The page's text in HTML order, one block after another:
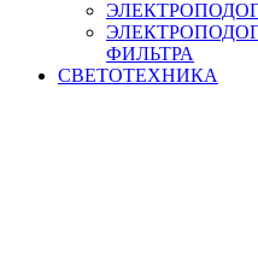
ФИЛЬТРА
СВЕТОТЕХНИКА